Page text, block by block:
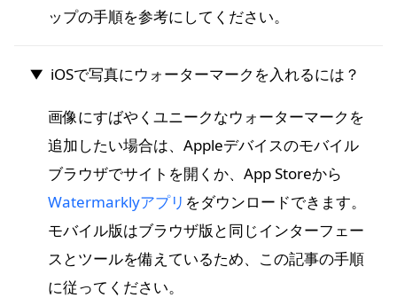
ップの手順を参考にしてください。
iOSで写真にウォーターマークを入れるには？
画像にすばやくユニークなウォーターマークを
追加したい場合は、Appleデバイスのモバイル
ブラウザでサイトを開くか、App Storeから
Watermarklyアプリ をダウンロードできます。
モバイル版はブラウザ版と同じインターフェー
スとツールを備えているため、この記事の手順
に従ってください。